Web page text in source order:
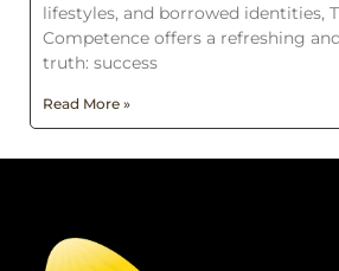
lifestyles, and borrowed identities,
Competence offers a refreshing
truth: success
Read More »